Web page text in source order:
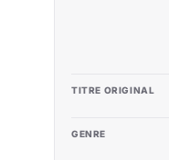
TITRE ORIGINAL
GENRE